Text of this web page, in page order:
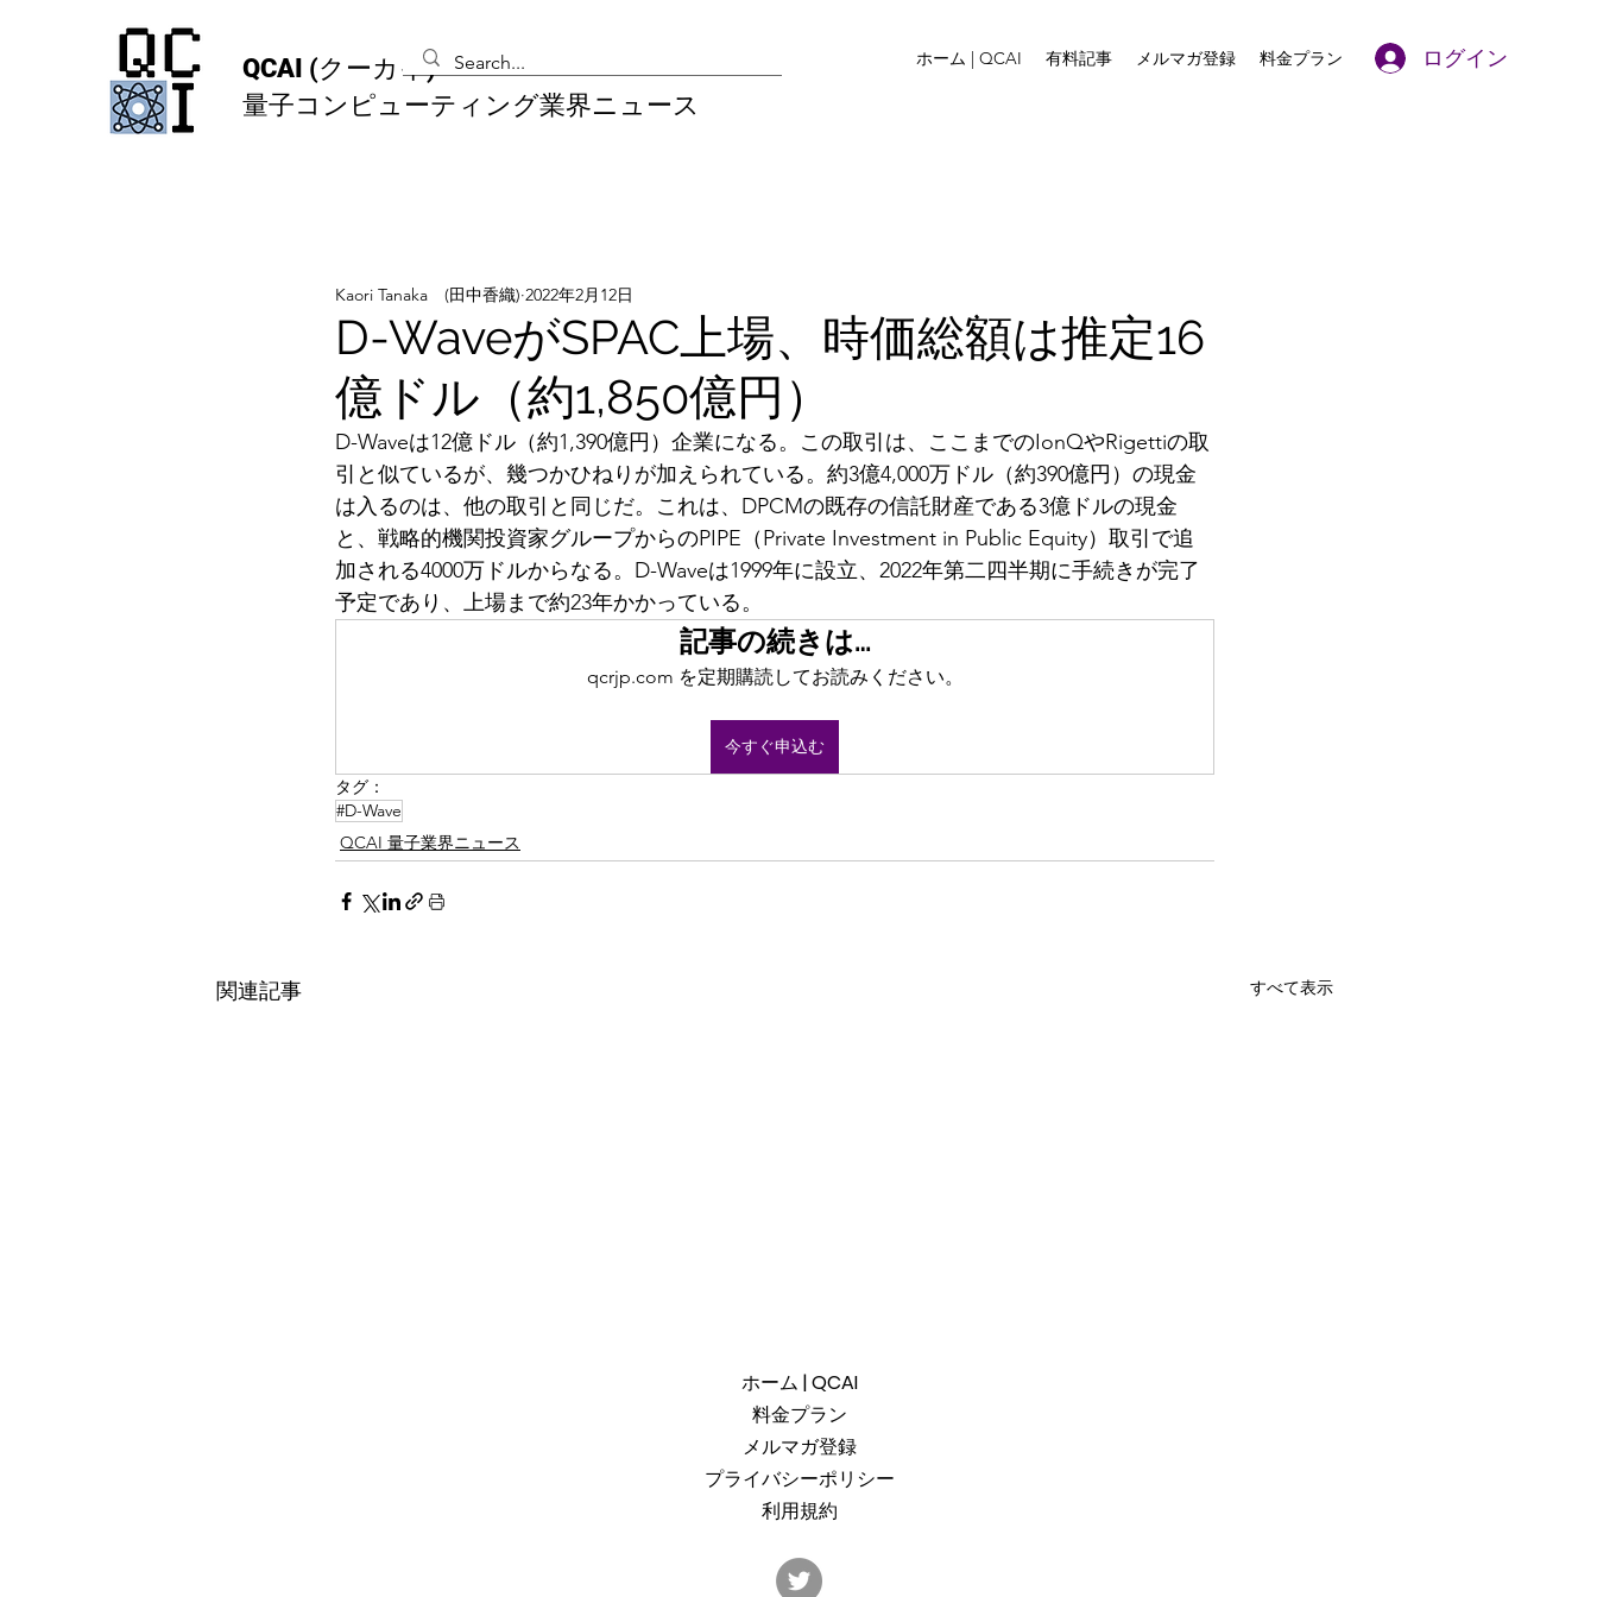
QCAI (クーカイ)
量子コンピューティング業界ニュース
ホーム | QCAI 有料記事 メルマガ登録 料金プラン ログイン
D-WaveがSPAC上場、時価総額は推定16
億ドル（約1,850億円）
Kaori Tanaka (田中香織) 2022年2月12日
D-Waveは12億ドル（約1,390億円）企業になる。この取引は、ここまでのIonQやRigettiの取
引と似ているが、幾つかひねりが加えられている。約3億4,000万ドル（約390億円）の現金
は入るのは、他の取引と同じだ。これは、DPCMの既存の信託財産である3億ドルの現金
と、戦略的機関投資家グループからのPIPE（Private Investment in Public Equity）取引で追
加される4000万ドルからなる。D-Waveは1999年に設立、2022年第二四半期に手続きが完了
予定であり、上場まで約23年かかっている。
記事の続きは…
qcrjp.com を定期購読してお読みください。
今すぐ申込む
タグ：
#D-Wave
QCAI 量子業界ニュース
関連記事 すべて表示
産総研のG-QuATに冷却原子
(中性原子)方式の米国QuEra社
ホーム | QCAI
料金プラン
メルマガ登録
プライバシーポリシー
利用規約